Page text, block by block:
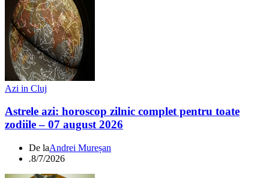
Azi in Cluj
Astrele azi: horoscop zilnic complet pentru toate
zodiile – 07 august 2026
De laAndrei Mureșan
.8/7/2026